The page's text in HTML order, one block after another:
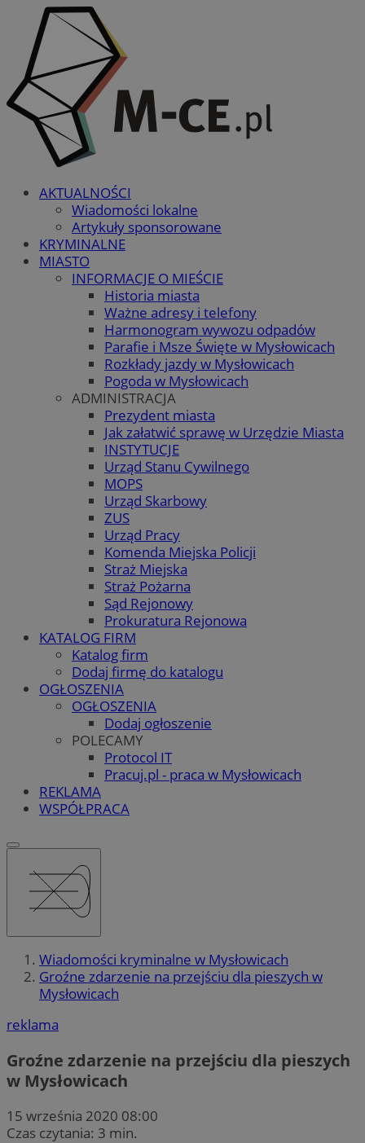
AKTUALNOŚCI
Wiadomości lokalne
Artykuły sponsorowane
KRYMINALNE
MIASTO
INFORMACJE O MIEŚCIE
Historia miasta
Ważne adresy i telefony
Harmonogram wywozu odpadów
Parafie i Msze Święte w Mysłowicach
Rozkłady jazdy w Mysłowicach
Pogoda w Mysłowicach
ADMINISTRACJA
Prezydent miasta
Jak załatwić sprawę w Urzędzie Miasta
INSTYTUCJE
Urząd Stanu Cywilnego
MOPS
Urząd Skarbowy
ZUS
Urząd Pracy
Komenda Miejska Policji
Straż Miejska
Straż Pożarna
Sąd Rejonowy
Prokuratura Rejonowa
KATALOG FIRM
Katalog firm
Dodaj firmę do katalogu
OGŁOSZENIA
OGŁOSZENIA
Dodaj ogłoszenie
POLECAMY
Protocol IT
Pracuj.pl - praca w Mysłowicach
REKLAMA
WSPÓŁPRACA
Wiadomości kryminalne w Mysłowicach
Groźne zdarzenie na przejściu dla pieszych w
Mysłowicach
reklama
Groźne zdarzenie na przejściu dla pieszych
w Mysłowicach
15 września 2020 08:00
Czas czytania: 3 min.